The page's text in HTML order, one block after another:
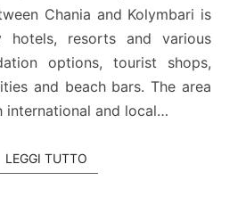
n
i
a
n
Chania and Kolymbari is
hotels, resorts and various
options, tourist shops,
and beach bars. The area
international and local…
LEGGI TUTTO